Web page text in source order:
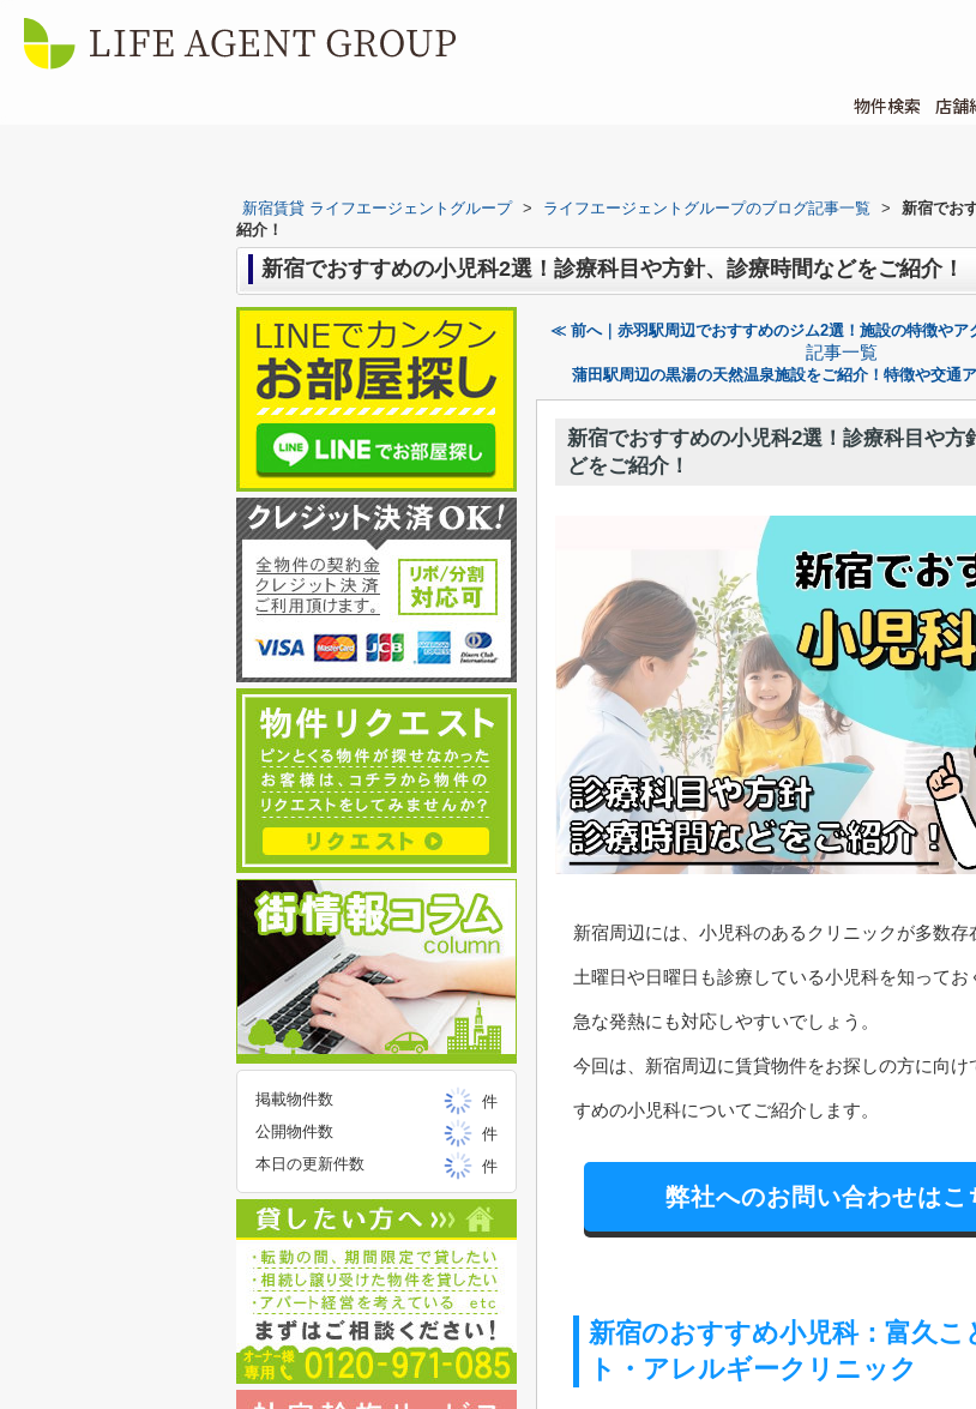
物件検索 店舗
新宿賃貸 ライフエージェントグループ > ライフエージェントグループのブログ記事一覧 >
新宿でお
紹介！
新宿でおすすめの小児科2選！診療科目や方針、診療時間などをご紹介！
≪ 前へ｜赤羽駅周辺でおすすめのジム2選！施設の特徴やア
記事一覧
蒲田駅周辺の黒湯の天然温泉施設をご紹介！特徴や交通
新宿でおすすめの小児科2選！診療科目や方
どをご紹介！
新宿周辺には、小児科のあるクリニックが多数存
土曜日や日曜日も診療している小児科を知ってお
急な発熱にも対応しやすいでしょう。
今回は、新宿周辺に賃貸物件をお探しの方に向け
すめの小児科についてご紹介します。
弊社へのお問い合わせはこ
新宿のおすすめ小児科：富久こ
ト・アレルギークリニック
掲載物件数
件
公開物件数
件
本日の更新件数
件